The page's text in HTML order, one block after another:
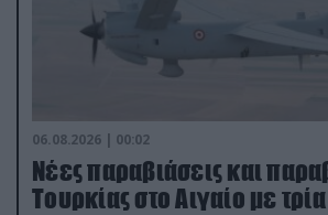
06.08.2026 | 00:02
Νέες παραβιάσεις και
Τουρκίας στο Αιγαίο με